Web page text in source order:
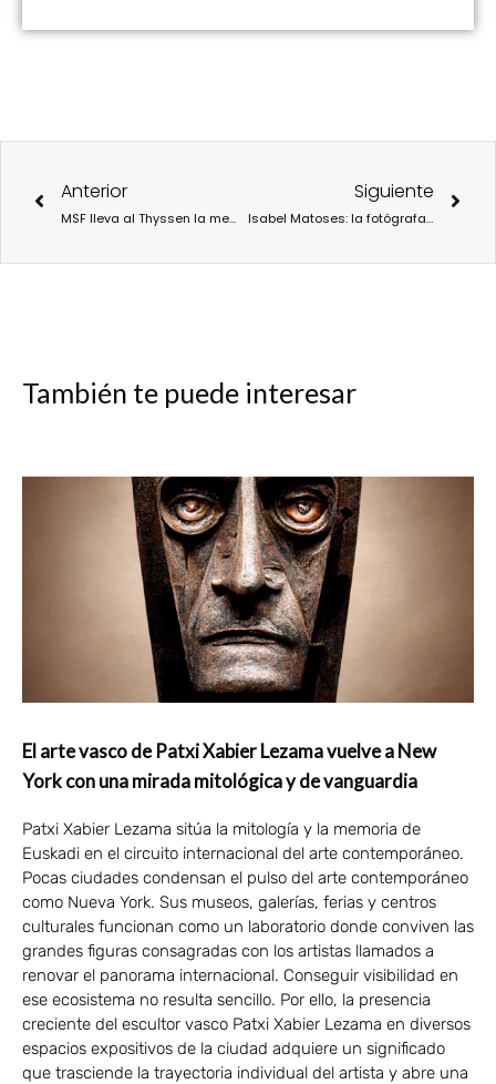
Anterior
MSF lleva al Thyssen la memoria herida de Sudán con ‘Esperanza a la fuerza’
Siguiente
Isabel Matoses: la fotógrafa que escribió con luz lo invisible
También te puede interesar
El arte vasco de Patxi Xabier Lezama vuelve a New
York con una mirada mitológica y de vanguardia
Patxi Xabier Lezama sitúa la mitología y la memoria de
Euskadi en el circuito internacional del arte contemporáneo.
Pocas ciudades condensan el pulso del arte contemporáneo
como Nueva York. Sus museos, galerías, ferias y centros
culturales funcionan como un laboratorio donde conviven las
grandes figuras consagradas con los artistas llamados a
renovar el panorama internacional. Conseguir visibilidad en
ese ecosistema no resulta sencillo. Por ello, la presencia
creciente del escultor vasco Patxi Xabier Lezama en diversos
espacios expositivos de la ciudad adquiere un significado
que trasciende la trayectoria individual del artista y abre una